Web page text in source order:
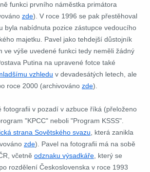
funkci prvního náměstka primátora
zde). V roce 1996 se pak přestěhoval
byla nabídnuta pozice zástupce vedoucího
majetku. Pavel jako tehdejší důstojník
ve výše uvedené funkci tedy neměli žádný
Putina na upravené fotce také
vzhledu v devadesátých letech, ale
roce 2000 (archivováno zde).
fotografii v pozadí v azbuce říká (přeloženo
"KPCC" neboli "Program KSSS".
strana Sovětského svazu, která zanikla
zde). Pavel na fotografii má na sobě
včetně odznaku výsadkáře, který se
rozdělení Československa v roce 1993